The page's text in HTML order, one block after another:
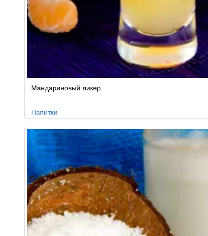
Мандариновый ликер
Напитки